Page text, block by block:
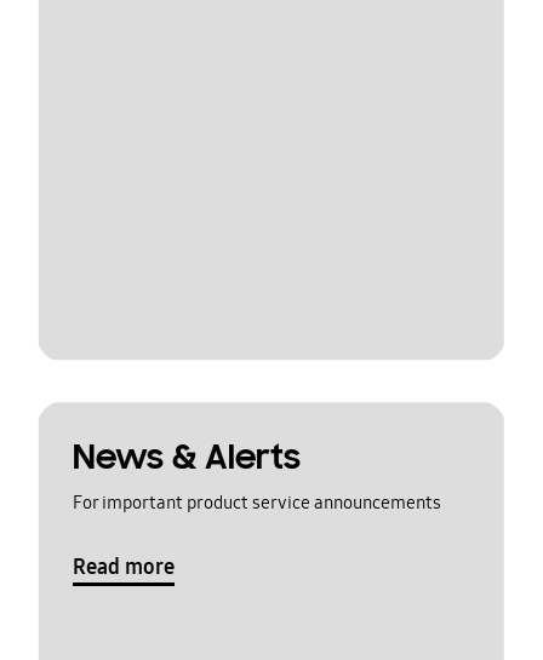
News & Alerts
For important product service announcements
Read more